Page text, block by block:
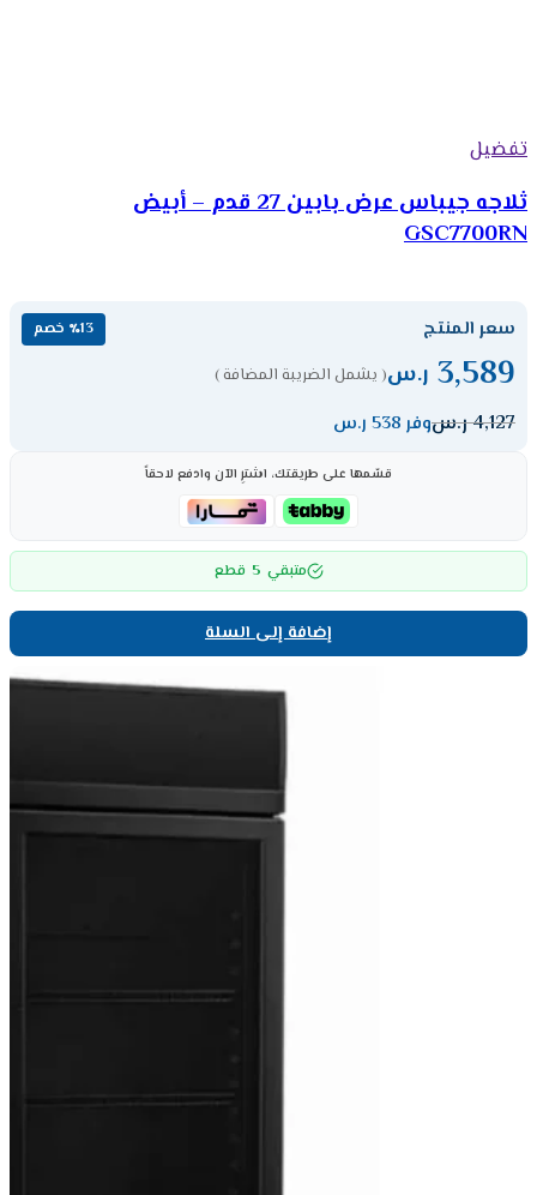
تفضيل
ثلاجه جيباس عرض بابين 27 قدم – أبيض
GSC7700RN
سعر المنتج ٪13 خصم
3,589 ر.س( يشمل الضريبة المضافة )
4,127ر.سوفر 538 ر.س
قسّمها على طريقتك، اشترِ الآن وادفع لاحقاً
متبقي 5 قطع
إضافة إلى السلة